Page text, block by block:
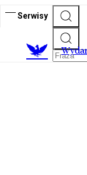
Serwisy